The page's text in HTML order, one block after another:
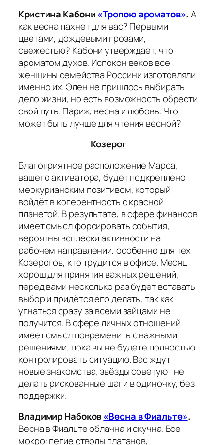
Кристина Кабони«Тропою ароматов». А
как весна пахнет для вас? Первыми
цветами, дождевыми грозами,
свежестью? Кабони утверждает, что
ароматом духов. Испокон веков все
женщины семейства Россини изготовляли
именно их. Элен не пришлось выбирать
дело жизни, но есть возможность обрести
свой путь. Париж, весна и любовь. Что
может быть лучше для чтения весной?
Козерог
Благоприятное расположение Марса,
вашего активатора, будет подкреплено
меркурианским позитивом, который
войдёт в когерентность с красной
планетой. В результате, в сфере финансов
имеет смысл форсировать события,
вероятны всплески активности на
рабочем направлении, особенно для тех
Козерогов, кто трудится в офисе. Месяц
хорош для принятия важных решений,
перед вами несколько раз будет вставать
выбор и придётся его делать, так как
угнаться сразу за всеми зайцами не
получится. В сфере личных отношений
имеет смысл повременить с важными
решениями, пока вы не будете полностью
контролировать ситуацию. Вас ждут
новые знакомства, звёзды советуют не
делать рискованные шаги в одиночку, без
поддержки.
Владимир Набоков«Весна в Фиальте».
Весна в Фиальте облачна и скучна. Все
мокро: пегие стволы платанов,